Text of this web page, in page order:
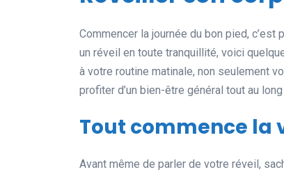
Commencer la journée du bon pied,
un réveil en toute tranquillité, voici
à votre routine matinale, non seulement
profiter d’un bien-être général tout au
Tout commence la
Avant même de parler de votre réveil,